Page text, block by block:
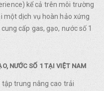
kể cả trên môi trường
một dịch vụ hoàn hảo xứng
cấp gas, gạo, nước số 1
NƯỚC SỐ 1 TẠI VIỆT NAM
trung nâng cao trải